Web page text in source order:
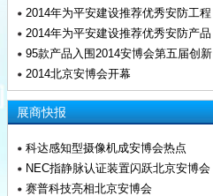
2014年为平安建设推荐优秀安防工程
2014年为平安建设推荐优秀安防产品
95款产品入围2014安博会第五届创新
2014北京安博会开幕
展商快报
科达感知型摄像机成安博会热点
NEC指静脉认证装置闪跃北京安博会
赛普科技亮相北京安博会